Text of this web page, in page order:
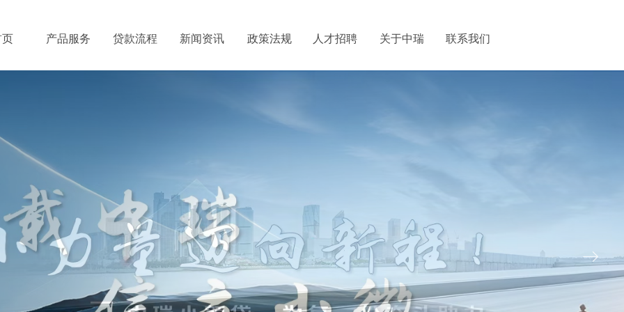
页 产品服务 贷款流程 新闻资讯 政策法规 人才招聘 关于中瑞 联系我们
ꁹ
政策法规